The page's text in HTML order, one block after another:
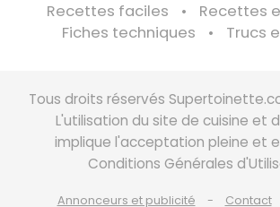
Recettes faciles
Recettes
Fiches techniques
Trucs
Tous droits réservés
L'utilisation du site de cuisine et
implique l'acceptation pleine et
Conditions Générales
Annonceurs et publicité Contact